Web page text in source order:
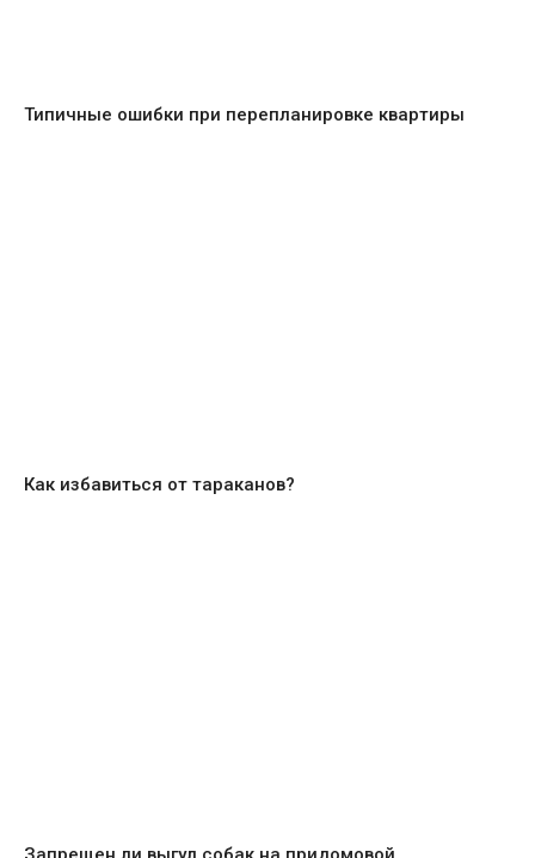
Типичные ошибки при перепланировке квартиры
Как избавиться от тараканов?